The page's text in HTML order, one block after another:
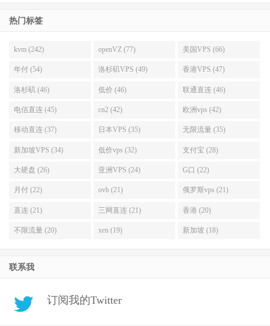
热门标签
kvm (242) openVZ (77) 美国VPS (66)
年付 (54) 洛杉矶VPS (49) 香港VPS (47)
洛杉矶 (46) 低价 (46) 联通直连 (46)
电信直连 (45) cn2 (42) 欧洲vps (42)
移动直连 (37) 日本VPS (35) 无限流量 (35)
新加坡VPS (34) 低价vps (32) 支付宝 (28)
大硬盘 (26) 亚洲VPS (24) G口 (22)
月付 (22) ovh (21) 俄罗斯vps (21)
直连 (21) 三网直连 (21) 香港 (20)
不限流量 (20) xen (19) 新加坡 (18)
联系我
订阅我的Twitter